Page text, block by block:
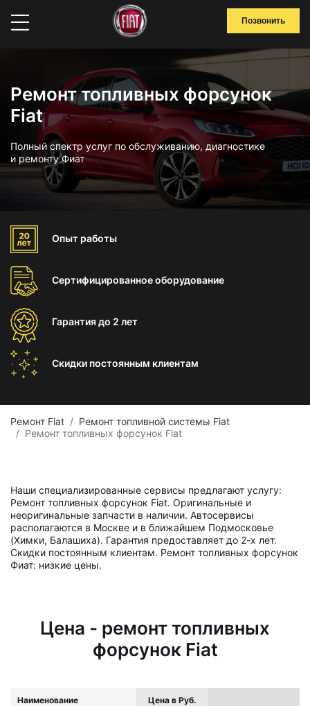
Позвонить
Ремонт топливных форсунок
Fiat
Полный спектр услуг по обслуживанию, диагностике
и ремонту Фиат
Опыт работы
Сертифицированноеоборудование
Гарантиядо 2 лет
Скидки постоянным клиентам
Ремонт Fiat
Ремонт топливной системы Fiat
Ремонт топливных форсунок Fiat
Наши специализированные сервисы предлагают услугу:
Ремонт топливных форсунок Fiat. Оригинальные и
неоригинальные запчасти в наличии. Автосервисы
располагаются в Москве и в ближайшем Подмосковье
(Химки, Балашиха). Гарантия предоставляет до 2-х лет.
Скидки постоянным клиентам. Ремонт топливных форсунок
Фиат: низкие цены.
Цена - ремонт топливных
форсунок Fiat
Наименование Цена в Руб.